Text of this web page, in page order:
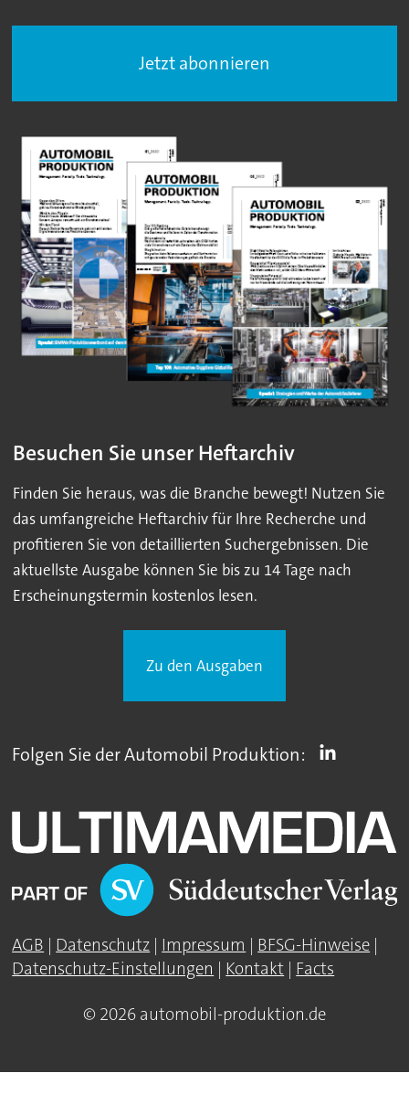
Jetzt abonnieren
Besuchen Sie unser Heftarchiv
Finden Sie heraus, was die Branche bewegt! Nutzen Sie
das umfangreiche Heftarchiv für Ihre Recherche und
profitieren Sie von detaillierten Suchergebnissen. Die
aktuellste Ausgabe können Sie bis zu 14 Tage nach
Erscheinungstermin kostenlos lesen.
Zu den Ausgaben
Folgen Sie der Automobil Produktion:
AGB | Datenschutz | Impressum | BFSG-Hinweise |
Datenschutz-Einstellungen | Kontakt | Facts
© 2026 automobil-produktion.de